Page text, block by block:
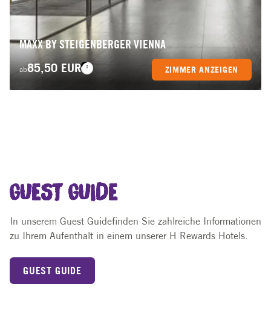
MAXX BY STEIGENBERGER VIENNA
ab85,50 EUR ZIMMER ANZEIGEN
GUEST GUIDE
In unserem Guest Guidefinden Sie zahlreiche Informationen
zu Ihrem Aufenthalt in einem unserer H Rewards Hotels.
GUEST GUIDE